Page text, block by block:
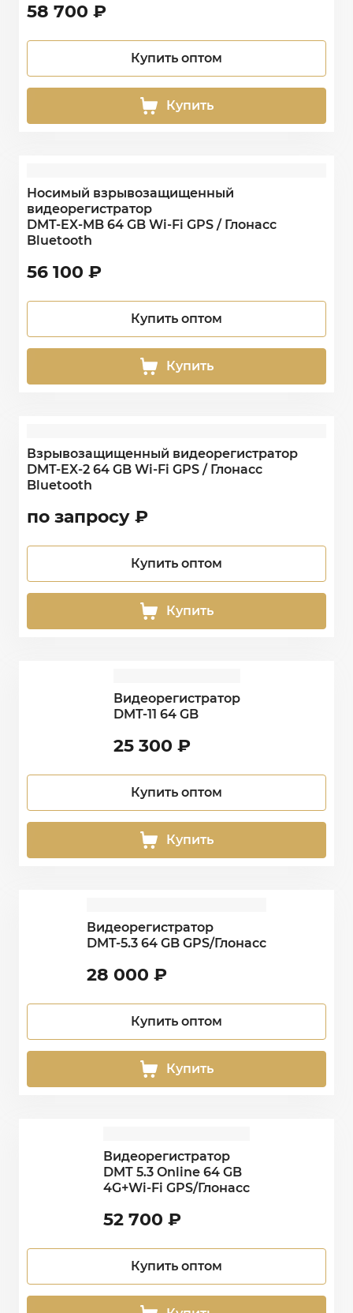
58 700 ₽
Купить оптом
Купить
Носимый взрывозащищенный
видеорегистратор
DMT-EX-MB 64 GB Wi-Fi GPS / Глонасс
Bluetooth
56 100 ₽
Купить оптом
Купить
Взрывозащищенный видеорегистратор
DMT-EX-2 64 GB Wi-Fi GPS / Глонасс
Bluetooth
по запросу ₽
Купить оптом
Купить
Видеорегистратор
DMT-11 64 GB
25 300 ₽
Купить оптом
Купить
Видеорегистратор
DMT-5.3 64 GB GPS/Глонасс
28 000 ₽
Купить оптом
Купить
Видеорегистратор
DMT 5.3 Online 64 GB
4G+Wi-Fi GPS/Глонасс
52 700 ₽
Купить оптом